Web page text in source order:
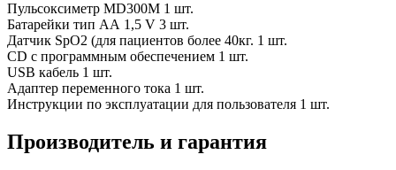
Пульсоксиметр MD300M 1 шт.
Батарейки тип АА 1,5 V 3 шт.
Датчик SpO2 (для пациентов более 40кг. 1 шт.
CD с программным обеспечением 1 шт.
USB кабель 1 шт.
Адаптер переменного тока 1 шт.
Инструкции по эксплуатации для пользователя 1 шт.
Производитель и гарантия